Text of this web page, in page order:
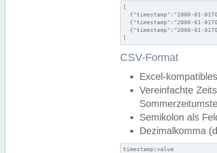
[
{"timestamp":"2000-01-
{"timestamp":"2000-01-
{"timestamp":"2000-01-
]
CSV-Format
Excel-
Vereinfachte
Semikolon als
Dezimalkomma
timestamp;value